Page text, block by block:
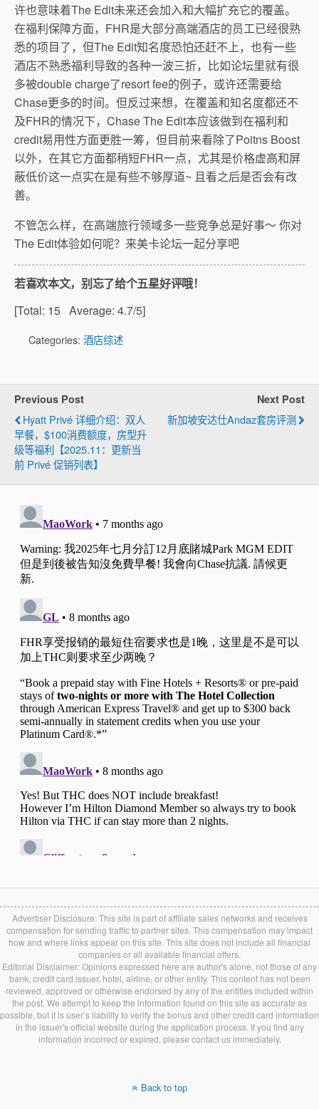
许也意味着The Edit未来还会加入和大幅扩充它的覆盖。
在福利保障方面，FHR是大部分高端酒店的员工已经很熟
悉的项目了，但The Edit知名度恐怕还赶不上，也有一些
酒店不熟悉福利导致的各种一波三折，比如论坛里就有很
多被double charge了resort fee的例子，或许还需要给
Chase更多的时间。但反过来想，在覆盖和知名度都还不
及FHR的情况下，Chase The Edit本应该做到在福利和
credit易用性方面更胜一筹，但目前来看除了Poitns Boost
以外，在其它方面都稍短FHR一点，尤其是价格虚高和屏
蔽低价这一点实在是有些不够厚道~ 且看之后是否会有改
善。
不管怎么样，在高端旅行领域多一些竞争总是好事～ 你对
The Edit体验如何呢？来美卡论坛一起分享吧
若喜欢本文，别忘了给个五星好评哦！
[Total: 15 Average: 4.7/5]
Categories: 酒店综述
Previous Post
Hyatt Privé 详细介绍：双人
早餐，$100消费额度，房型升
级等福利【2025.11：更新当
前 Privé 促销列表】
Next Post
新加坡安达仕Andaz套房评测
Advertiser Disclosure: This site is part of affiliate sales networks and receives
compensation for sending traffic to partner sites. This compensation may impact
how and where links appear on this site. This site does not include all financial
companies or all available financial offers.
Editorial Disclaimer: Opinions expressed here are author's alone, not those of any
bank, credit card issuer, hotel, airline, or other entity. This content has not been
reviewed, approved or otherwise endorsed by any of the entities included within
the post. We attempt to keep the information found on this site as accurate as
possible, but it is user’s liability to verify the bonus and other credit card information
in the issuer's official website during the application process. If you find any
information incorrect or expired, please contact us immediately.
Back to top